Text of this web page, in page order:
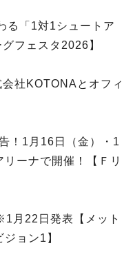
る「1対1シュートア
フェスタ2026】
社KOTONAとオフィ
！1月16日（金）・1
ーナで開催！【Ｆリ
月22日発表【メット
ョン1】